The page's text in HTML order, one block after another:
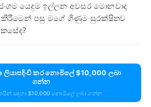
යෙදුම ඉල්ලන අවසර මොනවාද
කිරීමෙන් පසු මගේ ගිණුම සුරක්ෂිතව
ලියාපදිංචි කර නොමිලේ $10,000 ලබා
ගන්න
සඳහා $10,000 නොමිලේ ලබා ගන්න